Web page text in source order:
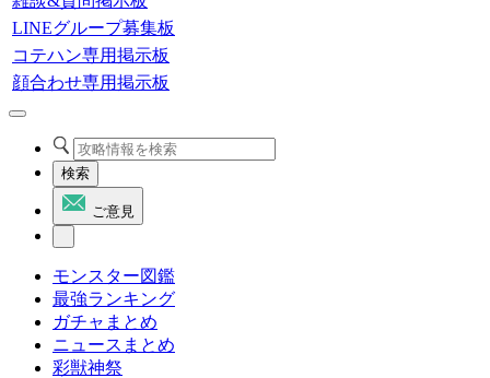
LINEグループ募集板
コテハン専用掲示板
顔合わせ専用掲示板
検索
ご意見
モンスター図鑑
最強ランキング
ガチャまとめ
ニュースまとめ
彩獣神祭